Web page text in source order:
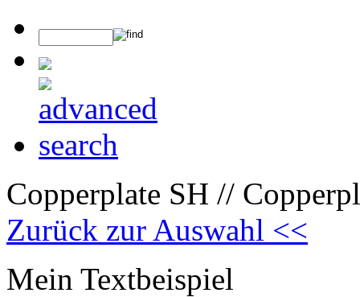
Copperplate SH //
Zurück zur Auswahl <<
Mein Textbeispiel